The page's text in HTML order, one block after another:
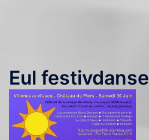
Eul festivdanse